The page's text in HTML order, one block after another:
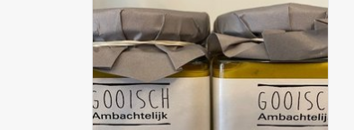
TOEVOEGEN AAN WINKELWAGEN